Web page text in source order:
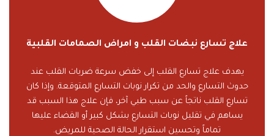
علاج تسارع نبضات القلب و امراض الصمامات القلبية
يهدف علاج تسارع القلب إلى خفض سرعة ضربات القلب عند
حدوث التسارع والحد من تكرار نوبات التسارع المتوقعة. وإذا كان
تسارع القلب ناتجاً عن سبب طبي آخر، فإن علاج هذا السبب قد
يساهم في تقليل نوبات التسارع بشكل كبير أو القضاء عليها
تماماً وتحسين استقرار الحالة الصحية للمريض.